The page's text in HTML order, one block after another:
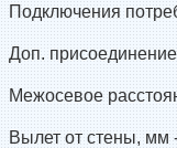
Подключения
Доп.
Межосевое
Вылет от стены, мм